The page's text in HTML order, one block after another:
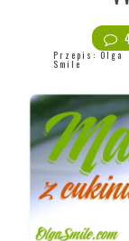
Przepis:Olga
Smile